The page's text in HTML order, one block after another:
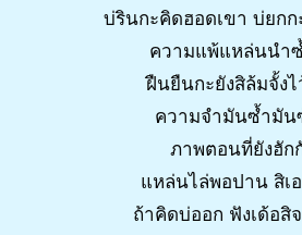
บ่รินกะคิดฮอดเขา บ่ยกก
ความแพ้แหล่นนำ
ฝืนยืนกะยังสิล้มจั้ง
ความจำมันซ้ำมั
ภาพตอนที่ยังฮัก
แหล่นไล่พอปาน สิเ
ถ้าคิดบ่ออก ฟังเด้อสิ